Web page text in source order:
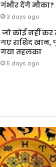
गंभीर देंगे मौका?
3 days ago
जो कोई नहीं
गए राशिद खान,
गया तहलका
5 days ago